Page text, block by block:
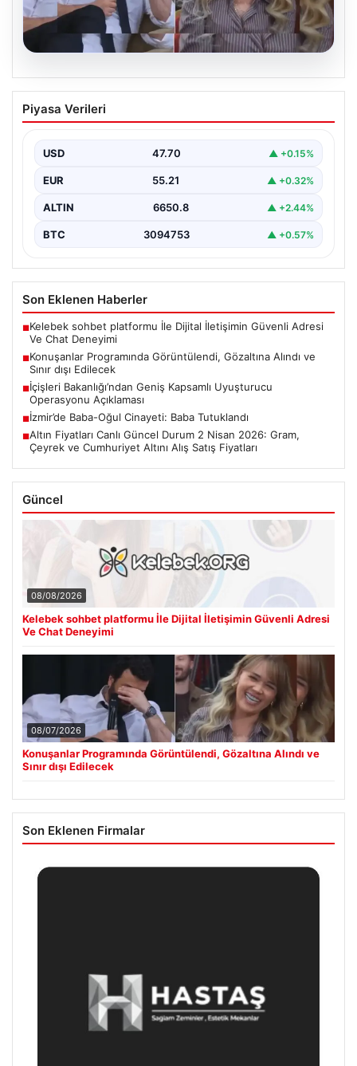
07.08.2026
Konuşanlar Programında Görüntülendi,
Gözaltına Alındı ve Sınır dışı Edilecek
tanınan Hasan Can Kaya’nın sunumuyla ekrana gelen…
Piyasa Verileri
USD 47.70 ▲ +0.15%
EUR 55.21 ▲ +0.32%
ALTIN 6650.8 ▲ +2.44%
BTC 3094753 ▲ +0.57%
Son Eklenen Haberler
■Kelebek sohbet platformu İle Dijital İletişimin Güvenli Adresi
Ve Chat Deneyimi
■Konuşanlar Programında Görüntülendi, Gözaltına Alındı ve
Sınır dışı Edilecek
■İçişleri Bakanlığı’ndan Geniş Kapsamlı Uyuşturucu
Operasyonu Açıklaması
■İzmir’de Baba-Oğul Cinayeti: Baba Tutuklandı
■Altın Fiyatları Canlı Güncel Durum 2 Nisan 2026: Gram,
Çeyrek ve Cumhuriyet Altını Alış Satış Fiyatları
Güncel
08/08/2026
Kelebek sohbet platformu İle Dijital İletişimin Güvenli Adresi
Ve Chat Deneyimi
08/07/2026
Konuşanlar Programında Görüntülendi, Gözaltına Alındı ve
Sınır dışı Edilecek
Son Eklenen Firmalar